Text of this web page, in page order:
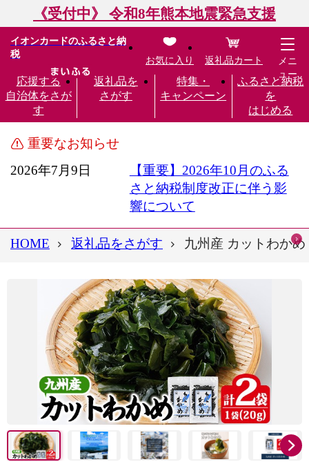
《受付中》 令和8年熊本地震緊急支援
イオンカードのふるさと納
税
応援する
自治体をさが
す
返礼品を
さがす
特集・
キャンペーン
ふるさと納税
を
はじめる
お気に入り 返礼品カート
メニ
ュー
重要なお知らせ
2026年7月9日
【重要】2026年10月のふる
さと納税制度改正に伴う影
響について
HOME 返礼品をさがす 九州産 カットわか